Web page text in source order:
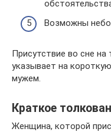
Возможны
Присутствие во сне на
указывает на
мужем.
Краткое
Женщина, которой